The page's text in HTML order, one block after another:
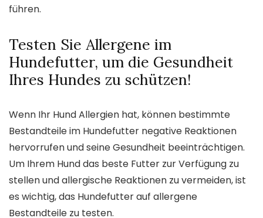
führen.
Testen Sie Allergene im
Hundefutter, um die Gesundheit
Ihres Hundes zu schützen!
Wenn Ihr Hund Allergien hat, können bestimmte
Bestandteile im Hundefutter negative Reaktionen
hervorrufen und seine Gesundheit beeinträchtigen.
Um Ihrem Hund das beste Futter zur Verfügung zu
stellen und allergische Reaktionen zu vermeiden, ist
es wichtig, das Hundefutter auf allergene
Bestandteile zu testen.